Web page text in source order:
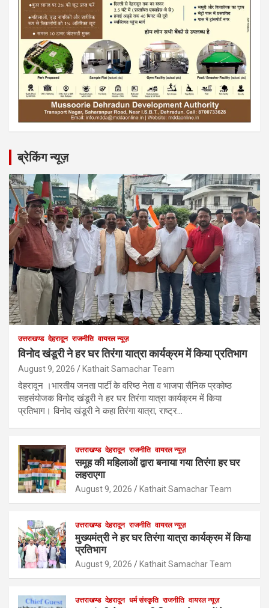
ब्रेकिंग न्यूज़
उत्तराखण्ड देहरादून राजनीति वायरल न्यूज़
विनोद खंडूरी ने हर घर तिरंगा यात्रा कार्यक्रम में किया प्रतिभाग
August 9, 2026 Kathait Samachar Team
देहरादून ।भारतीय जनता पार्टी के वरिष्ठ नेता व भाजपा सैनिक प्रकोष्ठ
सहसंयोजक विनोद खंडूरी ने हर घर तिरंगा यात्रा कार्यक्रम में किया
प्रतिभाग। विनोद खंडूरी ने कहा तिरंगा यात्रा, राष्ट्र…
उत्तराखण्ड देहरादून राजनीति वायरल न्यूज़
समूह की महिलाओं द्वारा बनाया गया तिरंगा हर घर
लहराएगा
August 9, 2026 Kathait Samachar Team
उत्तराखण्ड देहरादून राजनीति वायरल न्यूज़
मुख्यमंत्री ने हर घर तिरंगा यात्रा कार्यक्रम में किया
प्रतिभाग
August 9, 2026 Kathait Samachar Team
उत्तराखण्ड देहरादून धर्म संस्कृति राजनीति वायरल न्यूज़